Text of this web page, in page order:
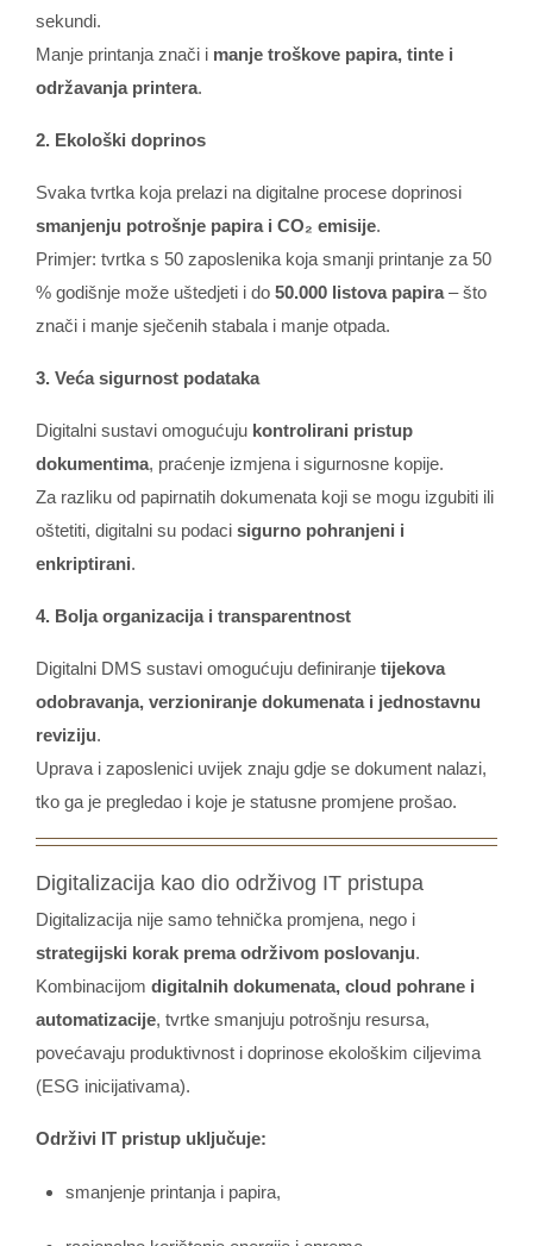
sekundi.
Manje printanja znači i manje troškove papira, tinte i
održavanja printera.
2. Ekološki doprinos
Svaka tvrtka koja prelazi na digitalne procese doprinosi
smanjenju potrošnje papira i CO₂ emisije.
Primjer: tvrtka s 50 zaposlenika koja smanji printanje za 50
% godišnje može uštedjeti i do 50.000 listova papira– što
znači i manje sječenih stabala i manje otpada.
3. Veća sigurnost podataka
Digitalni sustavi omogućuju kontrolirani pristup
dokumentima, praćenje izmjena i sigurnosne kopije.
Za razliku od papirnatih dokumenata koji se mogu izgubiti ili
oštetiti, digitalni su podaci sigurno pohranjeni i
enkriptirani.
4. Bolja organizacija i transparentnost
Digitalni DMS sustavi omogućuju definiranje tijekova
odobravanja, verzioniranje dokumenata i jednostavnu
reviziju.
Uprava i zaposlenici uvijek znaju gdje se dokument nalazi,
tko ga je pregledao i koje je statusne promjene prošao.
Digitalizacija kao dio održivog IT pristupa
Digitalizacija nije samo tehnička promjena, nego i
strategijski korak prema održivom poslovanju.
Kombinacijom digitalnih dokumenata, cloud pohrane i
automatizacije, tvrtke smanjuju potrošnju resursa,
povećavaju produktivnost i doprinose ekološkim ciljevima
(ESG inicijativama).
Održivi IT pristup uključuje:
smanjenje printanja i papira,